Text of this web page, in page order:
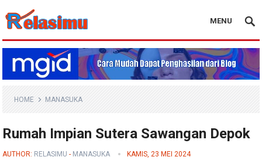
Blog Relasimu
MENU
HOME MANASUKA
Rumah Impian Sutera Sawangan Depok
AUTHOR: RELASIMU - MANASUKA KAMIS, 23 MEI 2024